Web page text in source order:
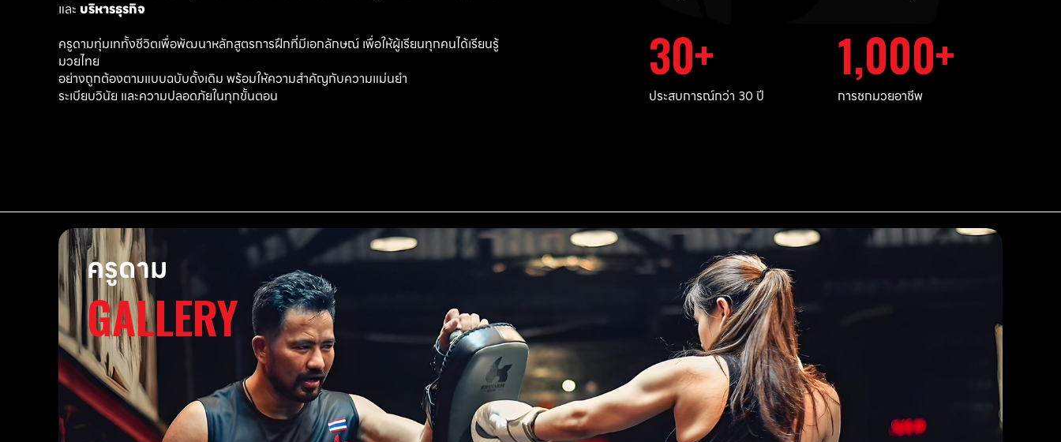
และ บริหารธุรกิจ
ครูดามทุ่มเททั้งชีวิตเพื่อพัฒนาหลักสูตรการฝึกที่มีเอกลักษณ์ เพื่อให้ผู้เรียนทุกคนได้เรียนรู้
มวยไทย
อย่างถูกต้องตามแบบฉบับดั้งเดิม พร้อมให้ความสำคัญกับความแม่นยำ
ระเบียบวินัย และความปลอดภัยในทุกขั้นตอน
30
ประสบการณ์กว่า 30 ปี
1,000
การชกมวยอาชีพ
ครูดาม
GALLERY